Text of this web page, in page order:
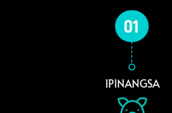
IPINANGSA